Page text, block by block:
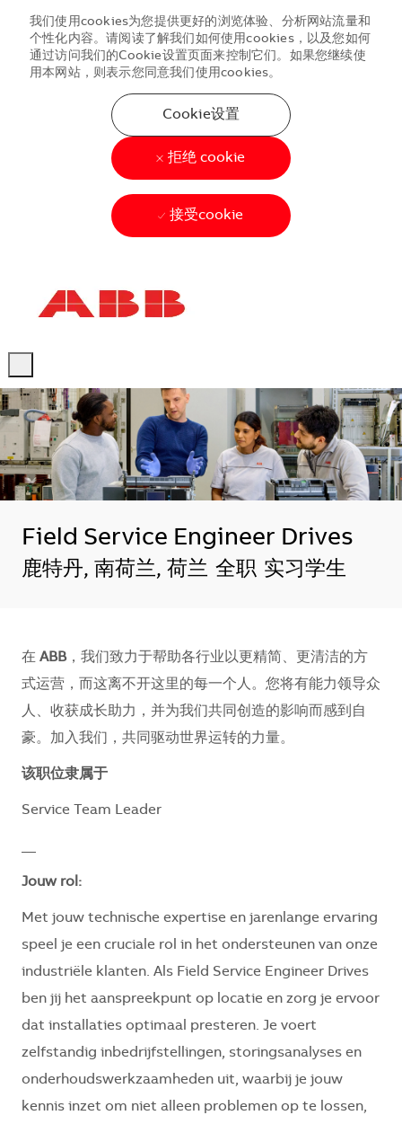
-
-
我们使用cookies为您提供更好的浏览体验、分析网站流量和
个性化内容。请阅读了解我们如何使用cookies，以及您如何
通过访问我们的Cookie设置页面来控制它们。如果您继续使
用本网站，则表示您同意我们使用cookies。
Cookie设置
拒绝 cookie
接受cookie
Field Service Engineer Drives
地点
鹿特丹, 南荷兰, 荷兰 全职 实习学生
在 ABB，我们致力于帮助各行业以更精简、更清洁的方
式运营，而这离不开这里的每一个人。您将有能力领导众
人、收获成长助力，并为我们共同创造的影响而感到自
豪。加入我们，共同驱动世界运转的力量。​​​​
该职位隶属于
Service Team Leader
Jouw rol:
Met jouw technische expertise en jarenlange ervaring
speel je een cruciale rol in het ondersteunen van onze
industriële klanten. Als Field Service Engineer Drives
ben jij het aanspreekpunt op locatie en zorg je ervoor
dat installaties optimaal presteren. Je voert
zelfstandig inbedrijfstellingen, storingsanalyses en
onderhoudswerkzaamheden uit, waarbij je jouw
kennis inzet om niet alleen problemen op te lossen,